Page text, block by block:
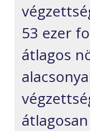
53 ezer
átlagos